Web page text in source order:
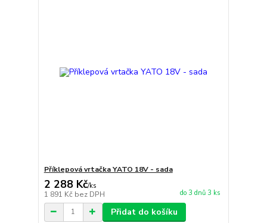
Příklepová vrtačka YATO 18V - sada
2 288 Kč/ks
1 891 Kč bez DPH do 3 dnů 3 ks
Přidat do košíku